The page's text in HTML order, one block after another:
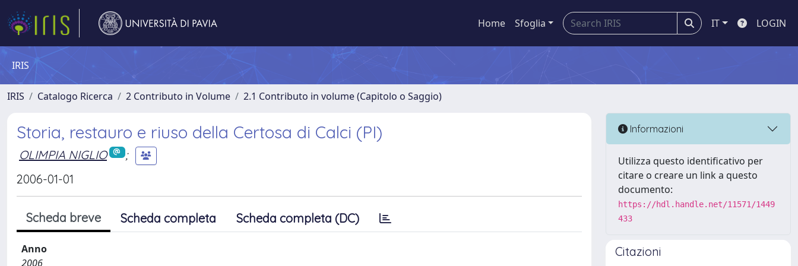
Home Sfoglia IT LOGIN
IRIS
IRIS Catalogo Ricerca 2 Contributo in Volume 2.1 Contributo in volume (Capitolo o Saggio)
Storia, restauro e riuso della Certosa di Calci (PI)
OLIMPIA NIGLIO
;
2006-01-01
Scheda breve Scheda completa Scheda completa (DC)
Anno
2006
Informazioni
Utilizza questo identificativo per
citare o creare un link a questo
documento:
https://hdl.handle.net/11571/1449
433
Citazioni